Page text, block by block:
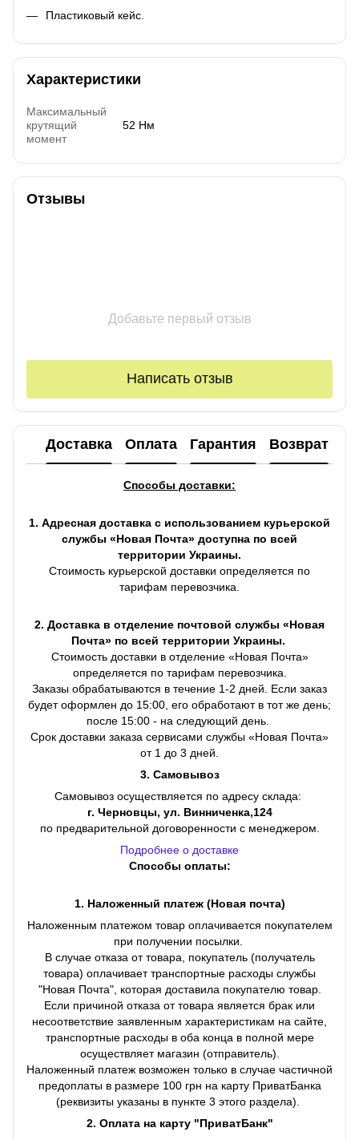
Пластиковый кейс.
Характеристики
Максимальный
крутящий
момент
52 Нм
Отзывы
Добавьте первый отзыв
Написать отзыв
Доставка Оплата Гарантия Возврат
Способы доставки:
1. Адресная доставка с использованием курьерской
службы «Новая Почта» доступна по всей
территории Украины.
Стоимость курьерской доставки определяется по
тарифам перевозчика.
2. Доставка в отделение почтовой службы «Новая
Почта» по всей территории Украины.
Стоимость доставки в отделение «Новая Почта»
определяется по тарифам перевозчика.
Заказы обрабатываются в течение 1-2 дней. Если заказ
будет оформлен до 15:00, его обработают в тот же день;
после 15:00 - на следующий день.
Срок доставки заказа сервисами службы «Новая Почта»
от 1 до 3 дней.
3. Самовывоз
Самовывоз осуществляется по адресу склада:
г. Черновцы, ул. Винниченка,124
по предварительной договоренности с менеджером.
Подробнее о доставке
Способы оплаты:
1. Наложенный платеж (Новая почта)
Наложенным платежом товар оплачивается покупателем
при получении посылки.
В случае отказа от товара, покупатель (получатель
товара) оплачивает транспортные расходы службы
"Новая Почта", которая доставила покупателю товар.
Если причиной отказа от товара является брак или
несоответствие заявленным характеристикам на сайте,
транспортные расходы в оба конца в полной мере
осуществляет магазин (отправитель).
Наложенный платеж возможен только в случае частичной
предоплаты в размере 100 грн на карту ПриватБанка
(реквизиты указаны в пункте 3 этого раздела).
2. Оплата на карту "ПриватБанк"